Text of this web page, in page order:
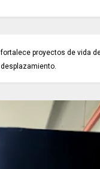
fortalece proyectos de vida
desplazamiento.